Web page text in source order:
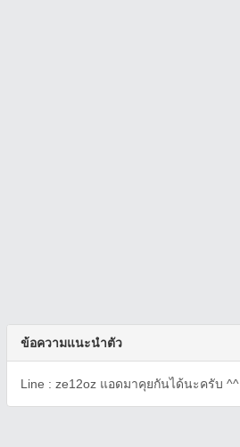
ข้อความแนะนำตัว
Line : ze12oz แอดมาคุยกันได้นะครับ ^^